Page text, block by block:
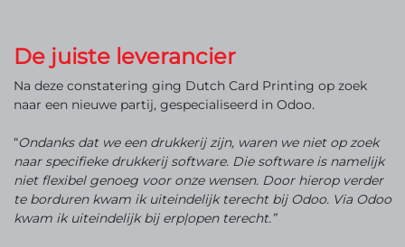
De juiste leverancier
Na deze constatering ging Dutch Card Printing op zoek
naar een nieuwe partij, gespecialiseerd in Odoo.
“Ondanks dat we een drukkerij zijn, waren we niet op zoek
naar specifieke drukkerij software. Die software is namelijk
niet flexibel genoeg voor onze wensen. Door hierop verder
te borduren kwam ik uiteindelijk terecht bij Odoo. Via Odoo
kwam ik uiteindelijk bij erp|open terecht.”